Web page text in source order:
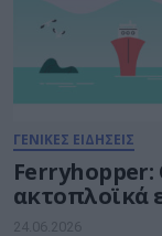
ΓΕΝΙΚΕΣ ΕΙΔΗΣΕΙΣ
Ferryhopper:
ακτοπλοϊκά
24.06.2026